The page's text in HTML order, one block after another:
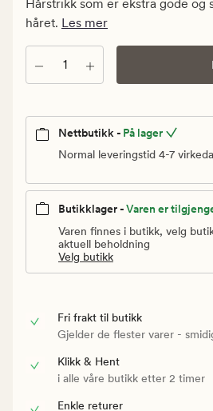
Vanlig
Hårstrikk som er ekstra gode og
håret. Les mer
Antall
Nettbutikk - På lager
Normal leveringstid 4-7
Butikklager -Varen er
Varen finnes i butikk, velg
aktuell beholdning
Velg butikk
Fri frakt til butikk
Gjelder de flester varer -
Klikk & Hent
i alle våre butikk etter 2 timer
Enkle returer